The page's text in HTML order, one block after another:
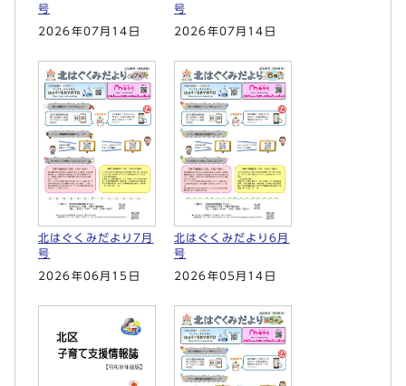
号
2026年07月14日
号
2026年07月14日
北はぐくみだより7月
号
2026年06月15日
北はぐくみだより6月
号
2026年05月14日